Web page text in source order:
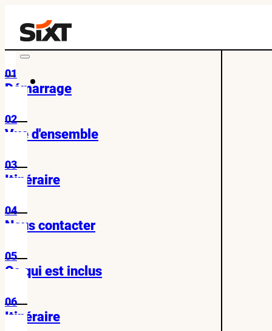
01
Démarrage
02
Vue d'ensemble
03
Itinéraire
04
Nous contacter
05
Ce qui est inclus
06
Itinéraire